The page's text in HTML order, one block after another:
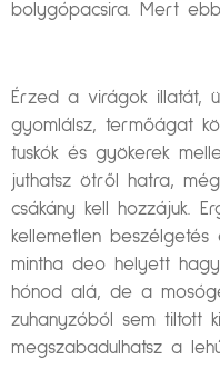
bolygópacsira. Mert
Érzed a virágok illatát,
gyomlálsz, termőágat
tuskók és gyökerek
juthatsz ötről hatra,
csákány kell hozzájuk.
kellemetlen beszélgetés
mintha deo helyett
hónod alá, de a
zuhanyzóból sem tiltott
megszabadulhatsz a